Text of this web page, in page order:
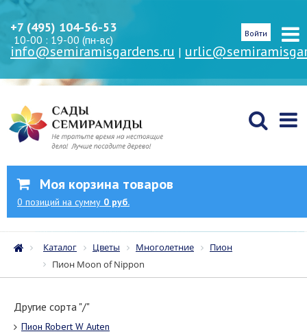
+7 (495) 104-56-53
10-00 : 19-00 (пн-вс)
info@semiramisgardens.ru |
Войти
Моя корзина товаров
0 позиций на сумму 0 руб.
Каталог Цветы Многолетние
Пион
Пион Moon of Nippon
Другие сорта "/"
Пион Robert W Auten